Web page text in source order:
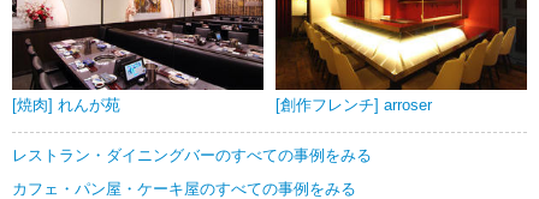
[焼肉] れんが苑 [創作フレンチ] arroser
レストラン・ダイニングバーのすべての事例をみる
カフェ・パン屋・ケーキ屋のすべての事例をみる